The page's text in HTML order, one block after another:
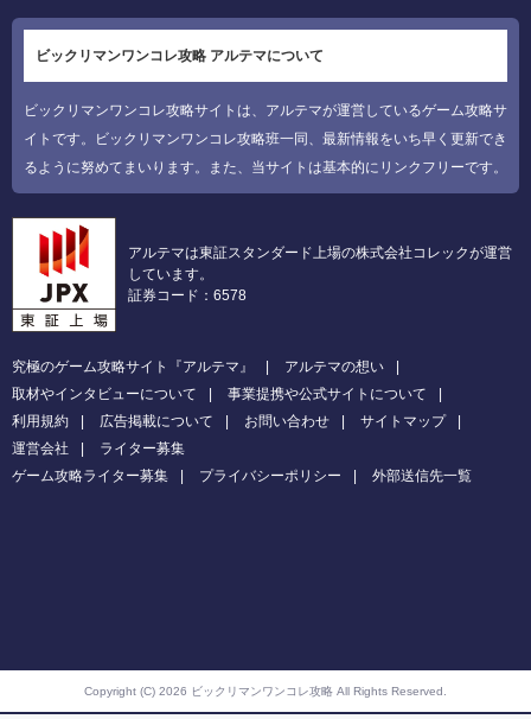
ビックリマンワンコレ攻略 アルテマについて
ビックリマンワンコレ攻略サイトは、アルテマが運営しているゲーム攻略サ
イトです。ビックリマンワンコレ攻略班一同、最新情報をいち早く更新でき
るように努めてまいります。また、当サイトは基本的にリンクフリーです。
アルテマは東証スタンダード上場の株式会社コレックが運営
しています。
証券コード：6578
究極のゲーム攻略サイト『アルテマ』
アルテマの想い
取材やインタビューについて
事業提携や公式サイトについて
利用規約
広告掲載について お問い合わせ
サイトマップ
運営会社
ライター募集
ゲーム攻略ライター募集
プライバシーポリシー 外部送信先一覧
Copyright (C) 2026 ビックリマンワンコレ攻略 All Rights Reserved.